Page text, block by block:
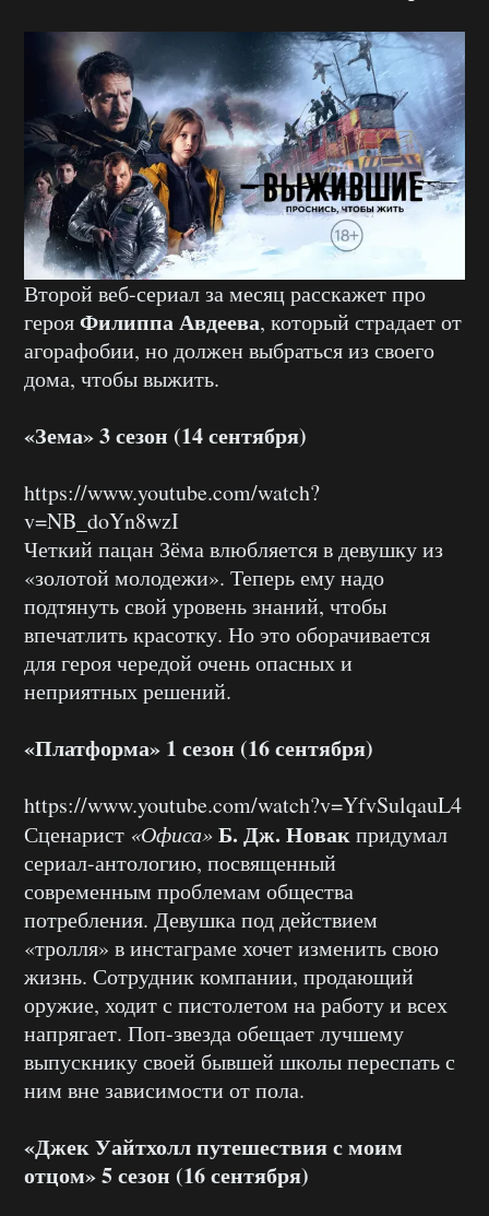
Второй веб-сериал за месяц расскажет про
герояФилиппа Авдеева, который страдает от
агорафобии, но должен выбраться из своего
дома, чтобы выжить.
«Зема» 3 сезон (14 сентября)
https://www.youtube.com/watch?
v=NB_doYn8wzI
Четкий пацан Зёма влюбляется в девушку из
«золотой молодежи». Теперь ему надо
подтянуть свой уровень знаний, чтобы
впечатлить красотку. Но это оборачивается
для героя чередой очень опасных и
неприятных решений.
«Платформа» 1 сезон (16 сентября)
https://www.youtube.com/watch?v=YfvSulqauL4
Сценарист «Офиса»Б. Дж. Новакпридумал
сериал-антологию, посвященный
современным проблемам общества
потребления. Девушка под действием
«тролля» в инстаграме хочет изменить свою
жизнь. Сотрудник компании, продающий
оружие, ходит с пистолетом на работу и всех
напрягает. Поп-звезда обещает лучшему
выпускнику своей бывшей школы переспать с
ним вне зависимости от пола.
«Джек Уайтхолл путешествия с моим
отцом» 5 сезон (16 сентября)